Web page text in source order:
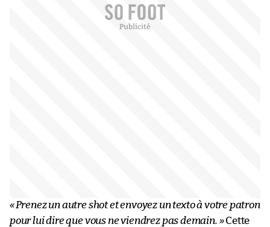
«Prenez un autre shot et envoyez un texto à votre patron
pour lui dire que vous ne viendrez pas demain. »Cette